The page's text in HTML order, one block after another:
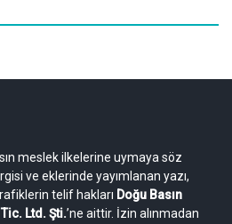
meslek ilkelerine uymaya söz
ve eklerinde yayımlanan yazı,
telif hakları Doğu Basın
Ltd. Şti.’ne aittir. İzin alınmadan